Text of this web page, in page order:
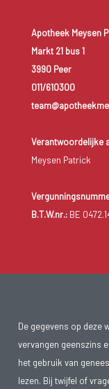
Apotheek Meysen
Markt 21 bus 1
3990 Peer
011/610300
Verantwoordelijke
Meysen Patrick
B.T.W.nr.:BE
De gegevens op deze
vervangen geenszins
het gebruik van
lezen. Bij twijfel of